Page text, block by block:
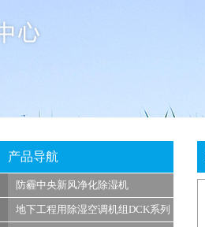
产品导航
防霾中央新风净化除湿机
地下工程用除湿空调机组DCK系列